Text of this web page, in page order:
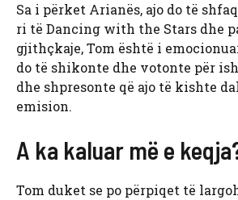
Sa i përket Arianës, ajo do të
ri të Dancing with the Stars dhe
gjithçkaje, Tom është i
do të shikonte dhe votonte për
dhe shpresonte që ajo të kishte
emision.
A ka kaluar më e
Tom duket se po përpiqet të